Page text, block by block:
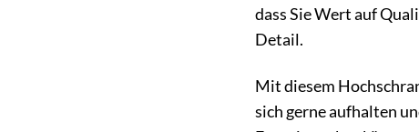
dass Sie Wert auf
Detail.
Mit diesem
sich gerne aufhalten